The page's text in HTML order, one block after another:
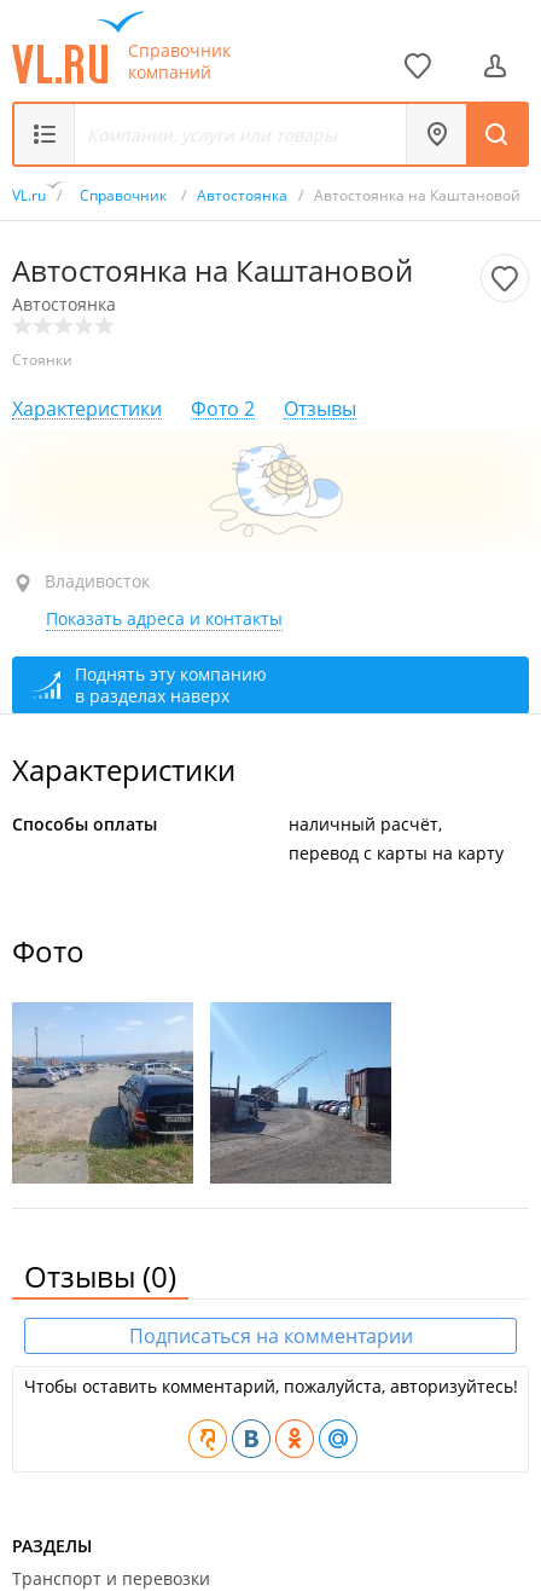
Справочник
компаний
VL.ru / Справочник / Автостоянка / Автостоянка на Каштановой
Автостоянка на Каштановой
Автостоянка
Стоянки
Характеристики Фото 2 Отзывы
ул. Каштановая, 15 стр. 2
круглосуточно
Владивосток
Показать адреса и контакты
Поднять эту компанию
в разделах наверх
Характеристики
Способы оплаты
наличный расчёт
перевод с карты на карту
Фото
Отзывы (0)
Подписаться на комментарии
Чтобы оставить комментарий, пожалуйста, авторизуйтесь!
РАЗДЕЛЫ
Транспорт и перевозки